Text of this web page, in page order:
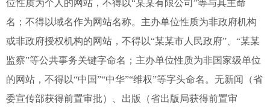
位性质为个人的网站，不得以“某某有限公司”等与其主命
名；不得以域名作为网站名称。主办单位性质为非政府机构
或非政府授权机构的网站，不得以“某某市人民政府”、“某某
监察”等公共事务关键字命名；主办单位性质为非国家级单位
的网站，不得以“中国”“中华”“维权”等字头命名。无新闻（省
委宣传部获得前置审批）、出版（省出版局获得前置审